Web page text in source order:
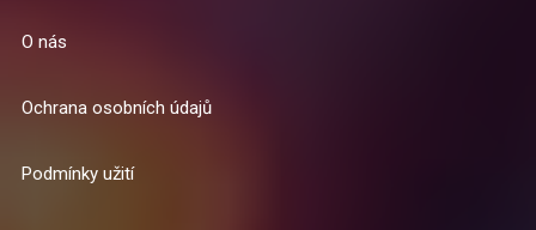
O nás
Ochrana osobních údajů
Podmínky užití